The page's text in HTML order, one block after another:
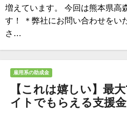
増えています。 今回は熊本県高
す！ ＊弊社にお問い合わせをい
さ…
雇用系の助成金
【これは嬉しい】最
イトでもらえる支援